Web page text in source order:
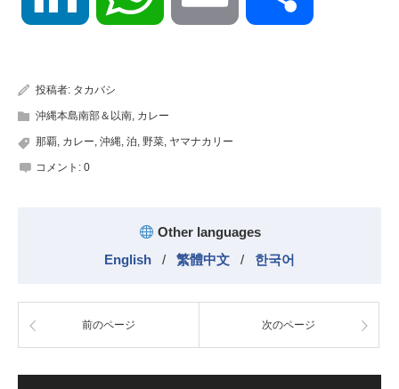
投稿者: タカバシ
沖縄本島南部＆以南, カレー
那覇, カレー, 沖縄, 泊, 野菜, ヤマナカリー
コメント: 0
Other languages
English
/ 繁體中文 / 한국어
前のページ 次のページ